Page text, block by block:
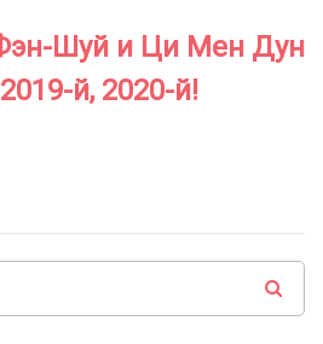
Шуй и Ци Мен Дун
й, 2020-й!